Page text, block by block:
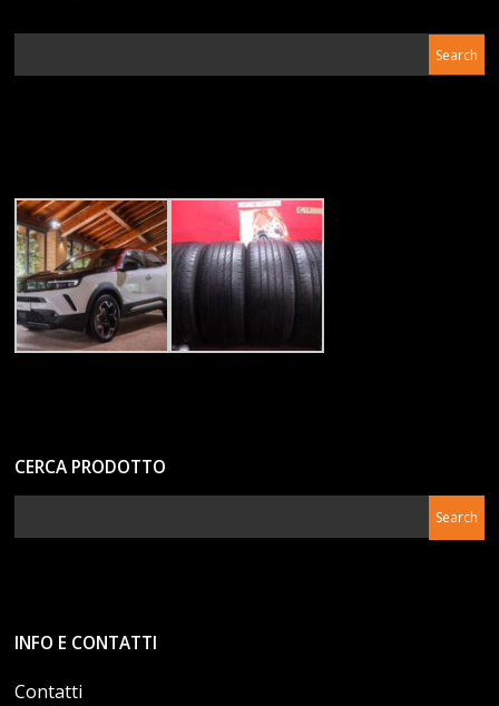
CERCA PRODOTTO
INFO E CONTATTI
Contatti